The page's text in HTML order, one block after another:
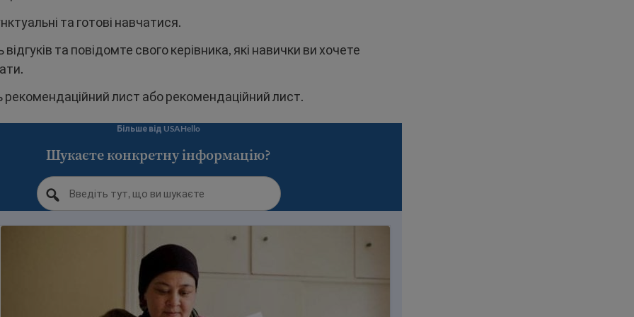
та готові навчатися.
відгуків та повідомте свого керівника, які навички ви хочете
рекомендаційний лист або рекомендаційний лист.
Більше від USAHello
Шукаєте конкретну інформацію?
в Сполучених Штатах